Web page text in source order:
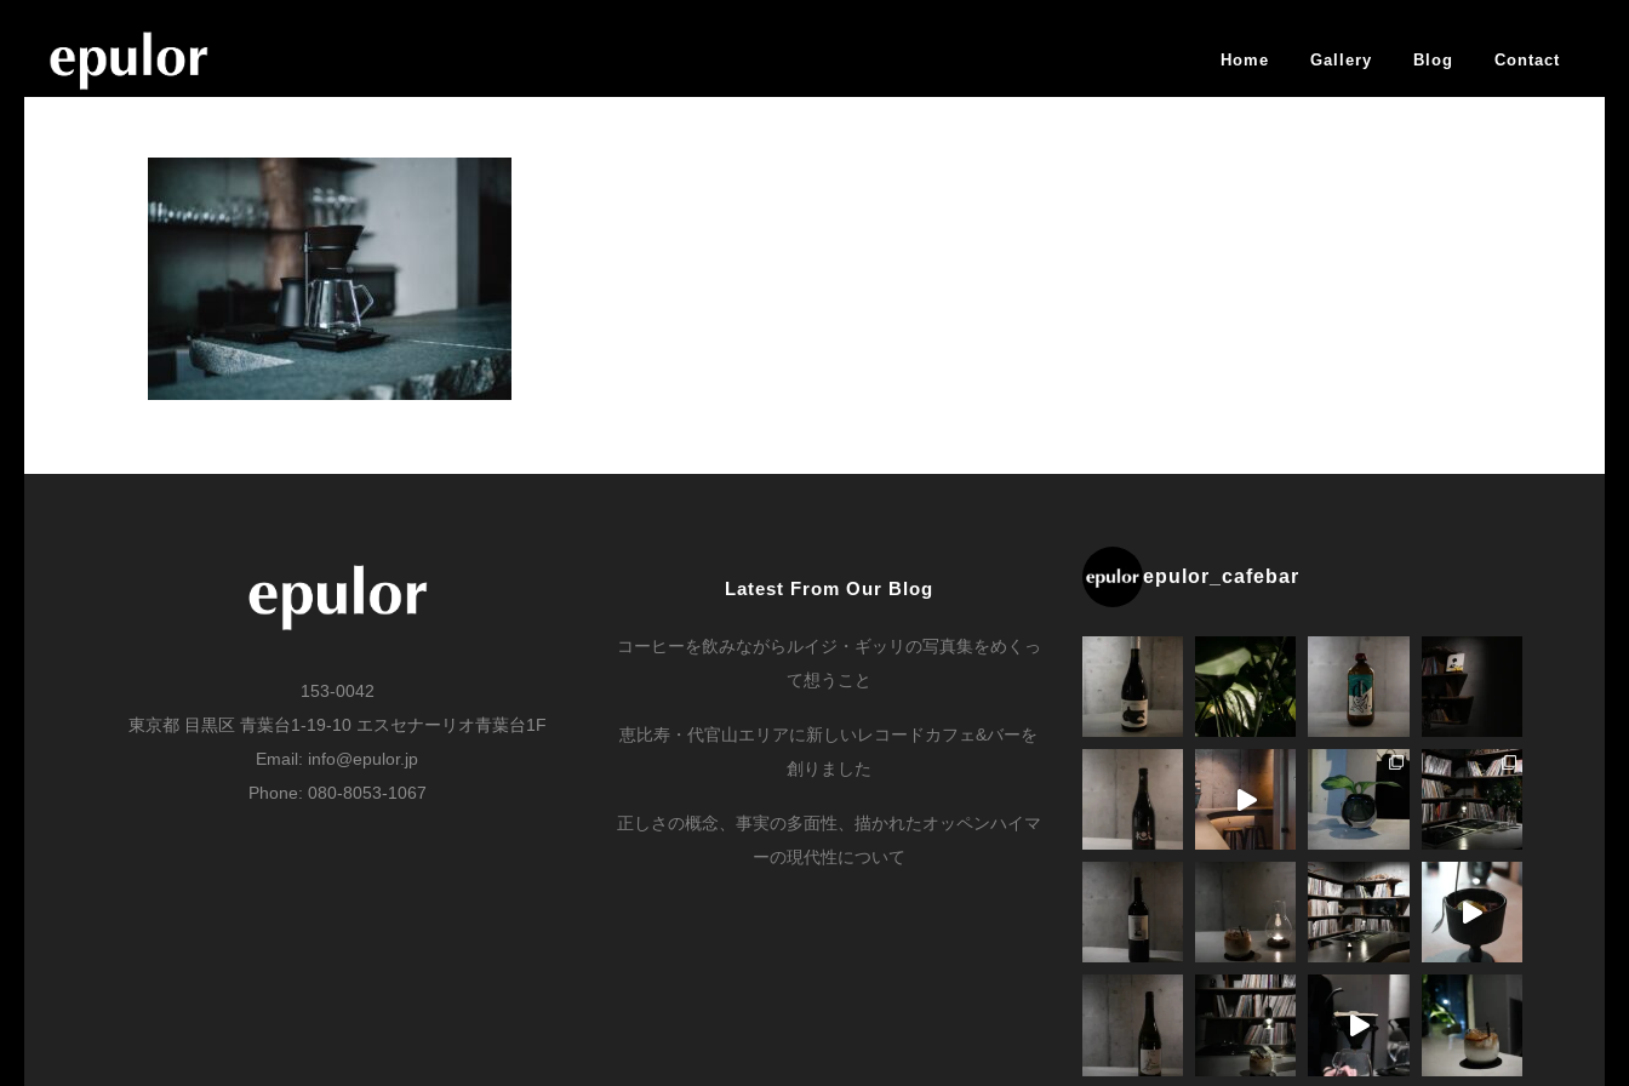
Home Gallery Blog Contact
153-0042
東京都 目黒区 青葉台1-19-10 エスセナーリオ青葉台1F
Email: info@epulor.jp
Phone: 080-8053-1067
Latest From Our Blog
コーヒーを飲みながらルイジ・ギッリの写真集をめくっ
て想うこと
恵比寿・代官山エリアに新しいレコードカフェ&バーを
創りました
正しさの概念、事実の多面性、描かれたオッペンハイマ
ーの現代性について
epulor_cafebar